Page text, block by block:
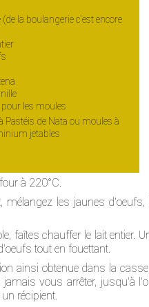
(de la boulangerie c'est encore
les moules
Pastéis de Nata ou moules à
jetables
à 220°C.
mélangez les jaunes
faîtes chauffer le lait entier.
tout en fouettant.
ainsi obtenue dans la
vous arrêter, jusqu'à
récipient.